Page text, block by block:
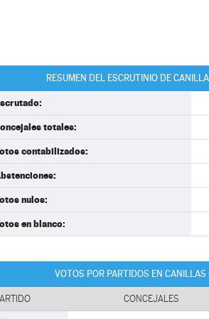
RESUMEN DEL ESCRUTINIO DE
totales:
contabilizados:
nulos:
en blanco:
VOTOS POR PARTIDOS EN CANILLAS
CONCEJALES